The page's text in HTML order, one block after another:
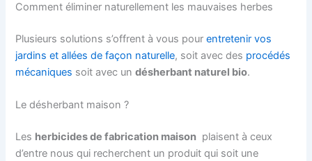
Comment éliminer naturellement les mauvaises herbes
Plusieurs solutions s’offrent à vous pourentretenir vos
jardins et allées de façon naturelle, soit avec des procédés
mécaniques soit avec undésherbant naturel bio.
Le désherbant maison ?
Les herbicides de fabrication maison plaisent à ceux
d’entre nous qui recherchent un produit qui soit une